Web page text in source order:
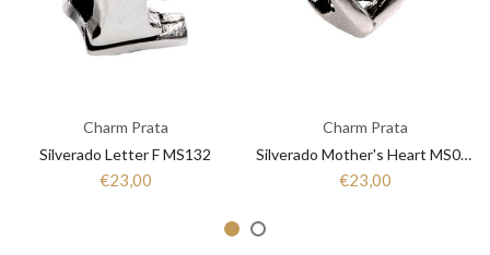
Charm Prata
Silverado Letter F MS132
€23,00
Charm Prata
Silverado Mother's Heart MS064
€23,00